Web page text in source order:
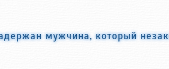
мужчина, который